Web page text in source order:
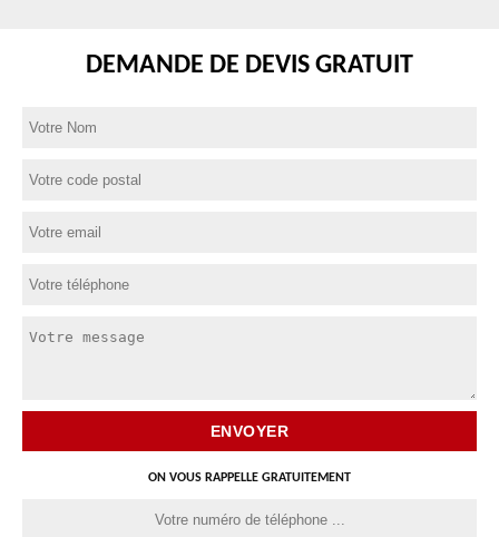
DEMANDE DE DEVIS GRATUIT
ON VOUS RAPPELLE GRATUITEMENT